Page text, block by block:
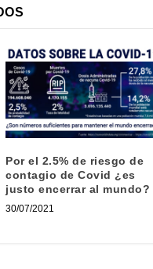
Por el 2.5% de riesgo de
contagio de Covid ¿es
justo encerrar al mundo?
30/07/2021